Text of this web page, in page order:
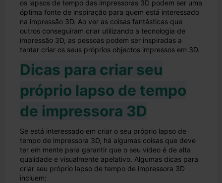
os lapsos de tempo das impressoras 3D podem ser uma
óptima fonte de inspiração para quem está interessado
na impressão 3D. Ao ver as coisas fantásticas que
outros conseguiram criar utilizando a tecnologia de
impressão 3D, as pessoas podem ser inspiradas a
tentar criar os seus próprios objectos impressos em 3D.
Dicas para criar seu
próprio lapso de tempo
de impressora 3D
Se está interessado em criar o seu próprio lapso de
tempo de impressora 3D, há algumas coisas que deve
ter em mente para garantir que o seu vídeo é de alta
qualidade e visualmente apelativo. Algumas dicas para
criar seu próprio lapso de tempo de impressora 3D
incluem: